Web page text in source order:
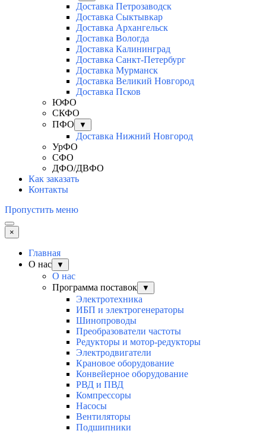
Доставка Петрозаводск
Доставка Сыктывкар
Доставка Архангельск
Доставка Вологда
Доставка Калининград
Доставка Санкт-Петербург
Доставка Мурманск
Доставка Великий Новгород
Доставка Псков
ЮФО
СКФО
ПФО
▼
Доставка Нижний Новгород
УрФО
СФО
ДФО/ДВФО
Как заказать
Контакты
Пропустить меню
×
Главная
О нас
▼
О нас
Программа поставок
▼
Электротехника
ИБП и электрогенераторы
Шинопроводы
Преобразователи частоты
Редукторы и мотор-редукторы
Электродвигатели
Крановое оборудование
Конвейерное оборудование
РВД и ПВД
Компрессоры
Насосы
Вентиляторы
Подшипники